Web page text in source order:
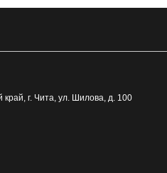
край, г. Чита, ул. Шилова, д. 100